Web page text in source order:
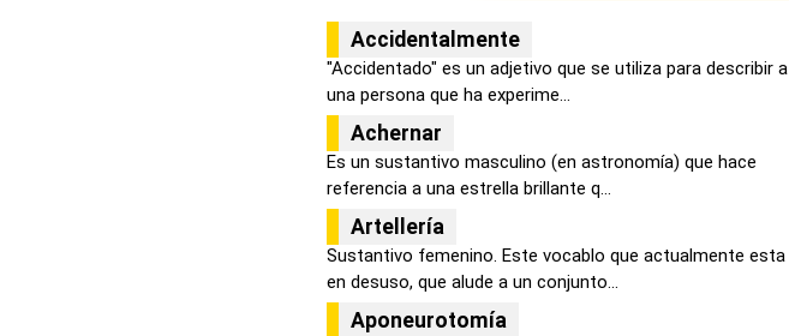
Accidentalmente
"Accidentado" es un adjetivo que se utiliza para describir a
una persona que ha experime...
Achernar
Es un sustantivo masculino (en astronomía) que hace
referencia a una estrella brillante q...
Artellería
Sustantivo femenino. Este vocablo que actualmente esta
en desuso, que alude a un conjunto...
Aponeurotomía